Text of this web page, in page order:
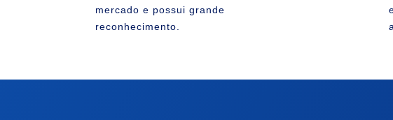
mercado e possui grande
reconhecimento.